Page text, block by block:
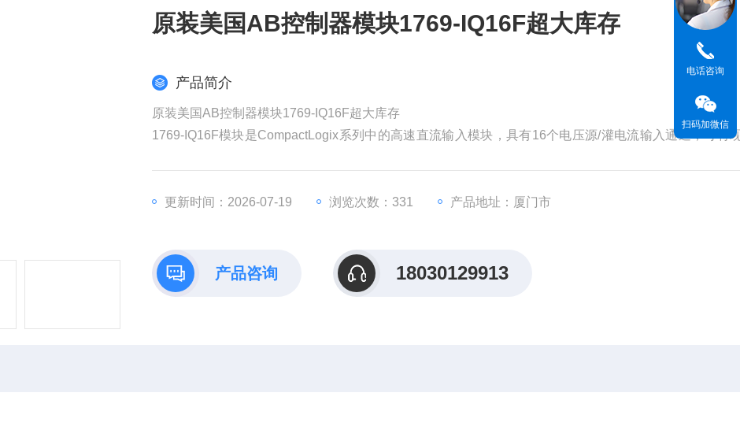
原装美国AB控制器模块1769-IQ16F超大库存
产品简介
原装美国AB控制器模块1769-IQ16F超大库存
1769-IQ16F模块是CompactLogix系列中的高速直流输入模块，具有16个电压源/灌电流输入通道，可将
​型号​：1769-IQ16F
​通道数​：16通道(分为2组，每组8个通道)
​兼容控制器​：C
更新时间：2026-07-19 浏览次数：331 产品地址：厦门市
产品咨询 18030129913
电话咨询
扫码加微信